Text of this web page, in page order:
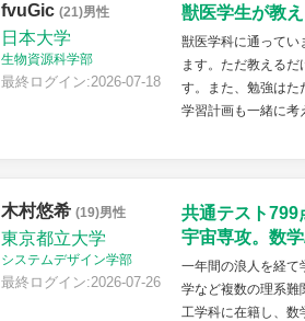
fvuGic (21)男性
日本大学
生物資源科学部
最終ログイン:2026-07-18
獣医学生が教え
獣医学科に通ってい
ます。ただ教える
す。また、勉強はた
学習計画も一緒に考
木村悠希 (19)男性
東京都立大学
システムデザイン学部
最終ログイン:2026-07-26
共通テスト
宇宙専攻。数
一年間の浪人を経
学など複数の理系難
工学科に在籍し、